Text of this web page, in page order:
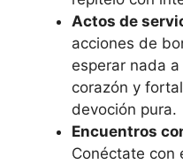
Actos de
acciones de
esperar nada
corazón y
devoción pura.
Encuentros
Conéctate con